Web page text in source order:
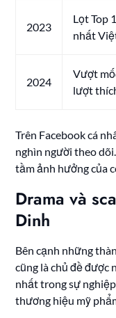
2023
Lọt Top
nhất
2024
Vượt
lượt
Trên Facebook cá
nghìn người theo
tầm ảnh hưởng của
Drama và
Dinh
Bên cạnh những
cũng là chủ đề được
nhất trong sự
thương hiệu mỹ